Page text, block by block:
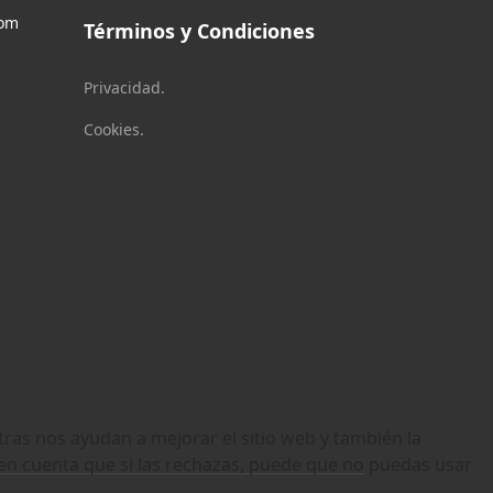
Términos y Condiciones
Privacidad.
Cookies.